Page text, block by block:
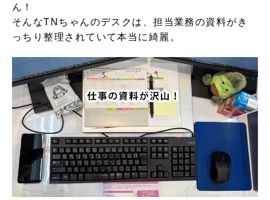
ん！
そんなTNちゃんのデスクは、担当業務の資料がき
っちり整理されていて本当に綺麗。